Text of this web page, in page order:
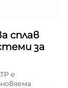
сплав
за
е